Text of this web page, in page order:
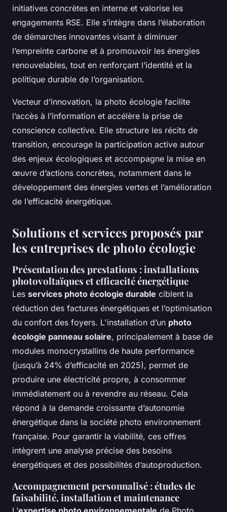
initiatives concrètes en interne et valorise les
engagements RSE. Elle s’intègre dans l’élaboration
de démarches innovantes visant à diminuer
l’empreinte carbone et à promouvoir les énergies
renouvelables, tout en renforçant l’identité et la
politique durable de l’organisation.
Vecteur d’innovation, la photo écologie facilite
l’accès à l’information et accélère la prise de
conscience collective. Elle structure les récits de
transition, encourage la participation active autour
des enjeux écologiques et accompagne la mise en
œuvre d’actions concrètes, notamment dans le
développement des énergies vertes et l’amélioration
de l’efficacité énergétique.
Solutions et services proposés par
les entreprises de photo écologie
Présentation des prestations : installations
photovoltaïques et efficacité énergétique
Les services photo écologie durable ciblent la
réduction des factures énergétiques et l’optimisation
du confort des foyers. L'installation d’un photo
écologie panneau solaire, principalement à base de
modules monocrystallins de haute performance
(jusqu’à 24% d’efficacité en 2025), permet de
produire une électricité propre, à consommer
immédiatement ou à revendre au réseau. Cela
répond à la demande croissante d’autonomie
énergétique dans la société photo environnement
française. Pour garantir la viabilité, ces offres
intègrent une analyse précise des besoins
énergétiques et des possibilités d’autoproduction.
Accompagnement personnalisé : études de
faisabilité, installation et maintenance